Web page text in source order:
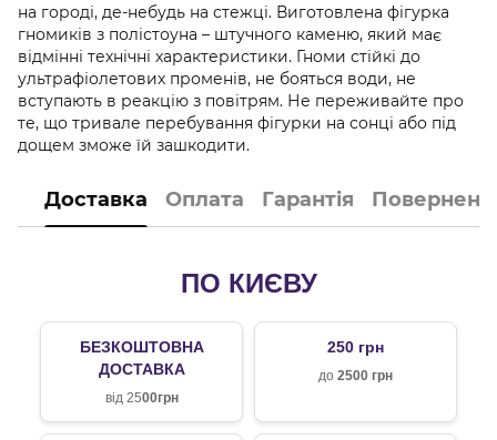
на городі, де-небудь на стежці. Виготовлена ​​фігурка
гномиків з полістоуна – штучного каменю, який має
відмінні технічні характеристики. Гноми стійкі до
ультрафіолетових променів, не бояться води, не
вступають в реакцію з повітрям. Не переживайте про
те, що тривале перебування фігурки на сонці або під
дощем зможе їй зашкодити.
Доставка Оплата Гарантія
ПО КИЄВУ
БЕЗКОШТОВНА
ДОСТАВКА
від 2500грн
250 грн
до 2500 грн